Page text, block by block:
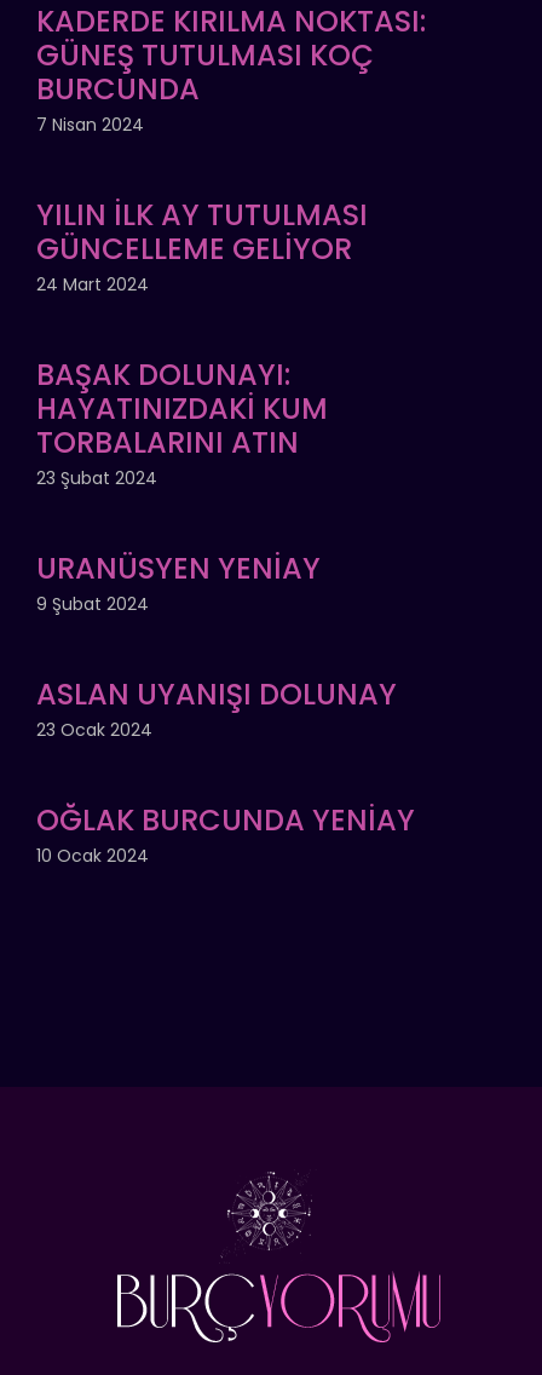
KADERDE KIRILMA NOKTASI:
GÜNEŞ TUTULMASI KOÇ
BURCUNDA
7 Nisan 2024
YILIN İLK AY TUTULMASI
GÜNCELLEME GELİYOR
24 Mart 2024
BAŞAK DOLUNAYI:
HAYATINIZDAKİ KUM
TORBALARINI ATIN
23 Şubat 2024
URANÜSYEN YENİAY
9 Şubat 2024
ASLAN UYANIŞI DOLUNAY
23 Ocak 2024
OĞLAK BURCUNDA YENİAY
10 Ocak 2024